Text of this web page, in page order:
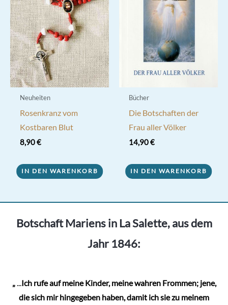
Neuheiten
Rosenkranz vom
Kostbaren Blut
8,90€
IN DEN WARENKORB
Bücher
Die Botschaften der
Frau aller Völker
14,90€
IN DEN WARENKORB
Botschaft Mariens in La Salette, aus dem
Jahr 1846:
„...Ich rufe auf meine Kinder, meine wahren Frommen; jene,
die sich mir hingegeben haben, damit ich sie zu meinem